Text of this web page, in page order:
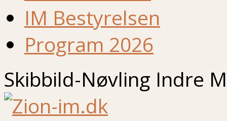
IM Bestyrelsen
Program 2026
Skibbild-Nøvling Indre